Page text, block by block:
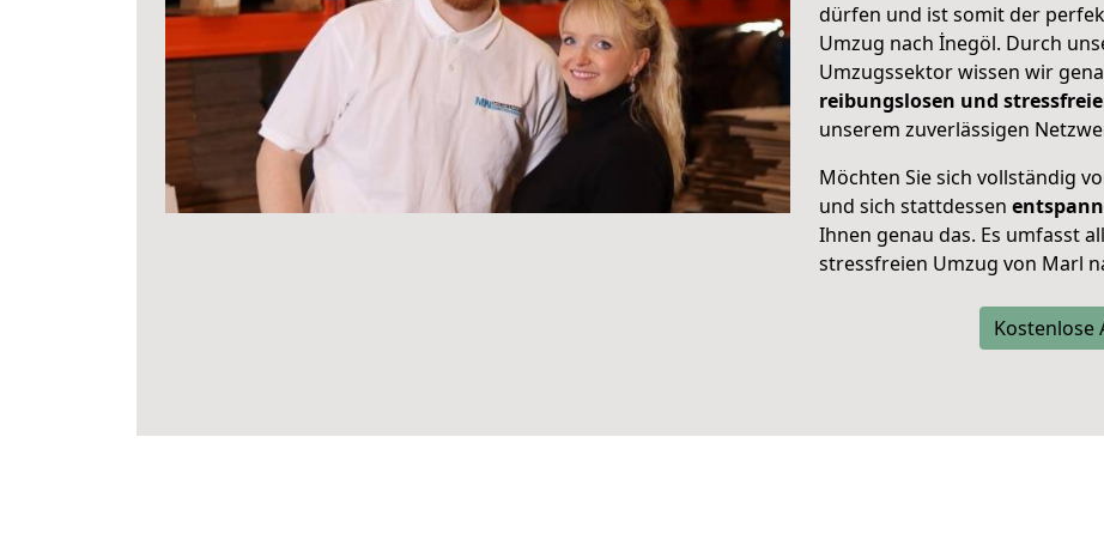
dürfen und ist somit der
Umzug nach İnegöl. Durch
Umzugssektor wissen wir
reibungslosen und
unserem zuverlässigen
Möchten Sie sich vollständig
und sich stattdessen
Ihnen genau das. Es umfasst
stressfreien Umzug von Marl
Kostenlose